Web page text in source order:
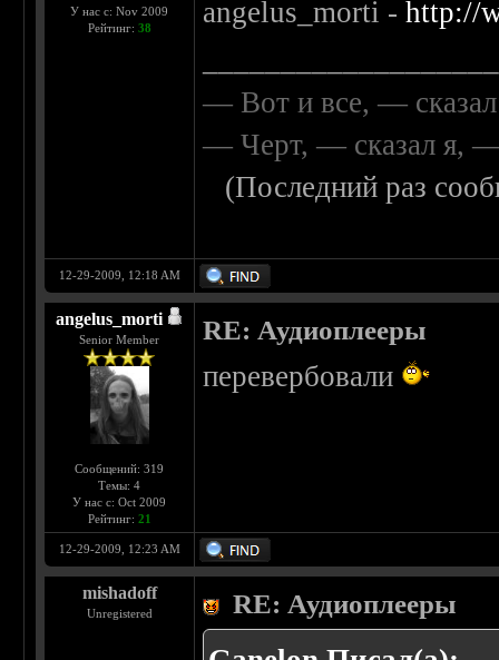
У нас с: Nov 2009
Рейтинг: 38 angelus_morti -http://
— Вот и все, —
— Черт, — сказал я, —
(Последний раз
12-29-2009, 12:18 AM
angelus_morti
Senior Member
Сообщений: 319
Темы: 4
У нас с: Oct 2009
Рейтинг: 21
RE: Аудиоплееры
перевербовали
12-29-2009, 12:23 AM
mishadoff
Unregistered RE: Аудиоплееры